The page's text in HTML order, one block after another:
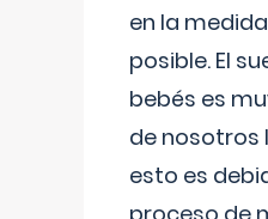
en la
posible. El
bebés es
de nosotros
esto es